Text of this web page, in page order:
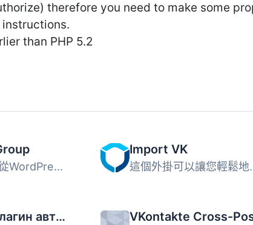
therefore you need to make some
than PHP 5.2
如果您只需要從WordPress跨發送到VK社群的牆上，而不需要其他...
Import VK
這個外掛可以
Loginza – Плагин авторизации ВКонтакте, OpenID, Yandex, Google и др. VKontakte Cross-